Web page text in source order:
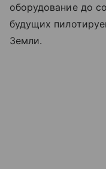
оборудование до
будущих
Земли.